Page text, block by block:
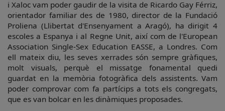
i Xaloc vam poder gaudir de la visita de Ricardo Gay Férriz,
orientador familiar des de 1980, director de la Fundació
Proliena (Llibertat d'Ensenyament a Aragó), ha dirigit 4
escoles a Espanya i al Regne Unit, així com de l'European
Association Single-Sex Education EASSE, a Londres. Com
ell mateix diu, les seves xerrades són sempre gràfiques,
molt visuals, perquè el missatge fonamental quedi
guardat en la memòria fotogràfica dels assistents. Vam
poder comprovar com fa partícips a tots els congregats,
que es van bolcar en les dinàmiques proposades.